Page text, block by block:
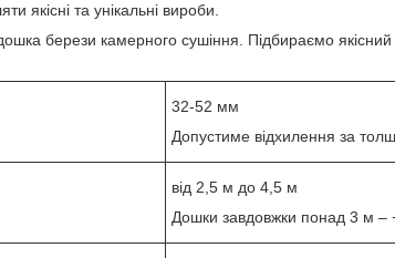
якісні та унікальні вироби.
берези камерного сушіння. Підбираємо
32-52 мм
Допустиме відхилення за
від 2,5 м до 4,5 м
Дошки завдовжки понад 3 м –